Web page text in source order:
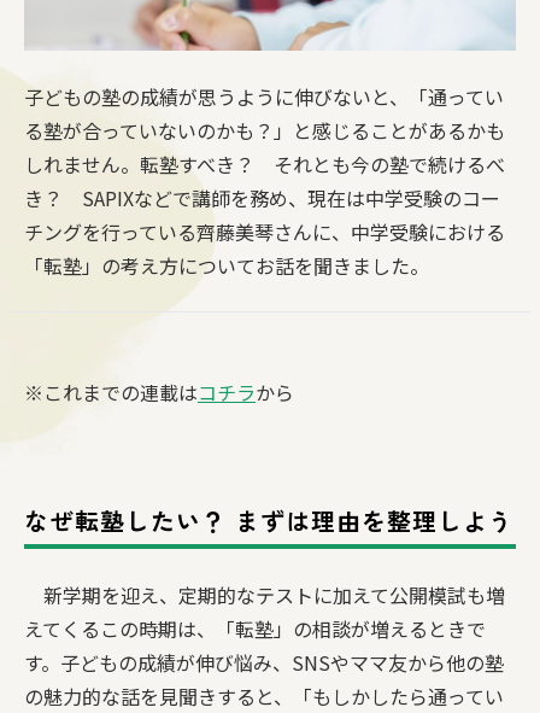
子どもの塾の成績が思うように伸びないと、「通ってい
る塾が合っていないのかも？」と感じることがあるかも
しれません。転塾すべき？ それとも今の塾で続けるべ
き？ SAPIXなどで講師を務め、現在は中学受験のコー
チングを行っている齊藤美琴さんに、中学受験における
「転塾」の考え方についてお話を聞きました。
※これまでの連載はコチラから
なぜ転塾したい？ まずは理由を整理しよう
新学期を迎え、定期的なテストに加えて公開模試も増
えてくるこの時期は、「転塾」の相談が増えるときで
す。子どもの成績が伸び悩み、SNSやママ友から他の塾
の魅力的な話を見聞きすると、「もしかしたら通ってい